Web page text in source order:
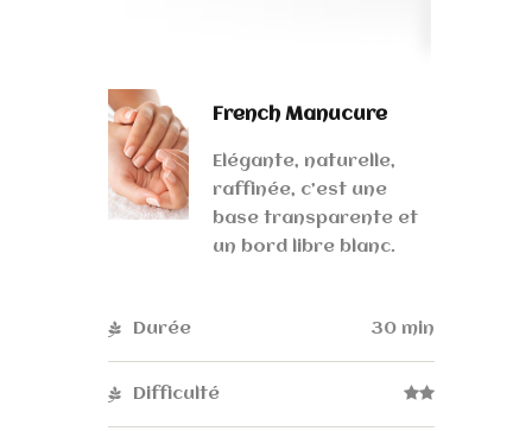
French Manucure
Elégante, naturelle,
raffinée, c’est une
base transparente et
un bord libre blanc.
Durée 30 min
Difficulté